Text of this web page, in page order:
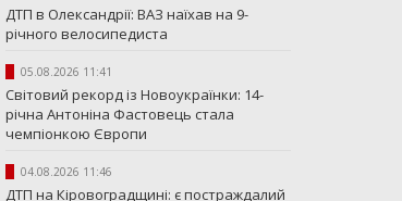
ДТП в Олександрії: ВАЗ наїхав на 9-
річного велосипедиста
05.08.2026 11:41
Світовий рекорд із Новоукраїнки: 14-
річна Антоніна Фастовець стала
чемпіонкою Європи
04.08.2026 11:46
ДТП на Кіровоградщині: є постраждалий